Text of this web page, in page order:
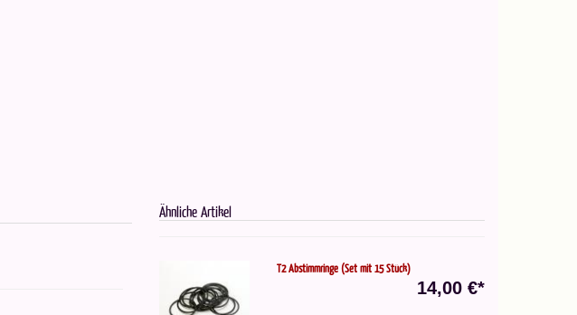
Ähnliche Artikel
T2 Abstimmringe (Set mit 15 Stück)
14,00 €*